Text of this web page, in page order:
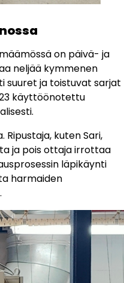
on päivä- ja
neljää kymmenen
suuret ja toistuvat sarjat
käyttöönotettu
kuten Sari,
ja pois ottaja irrottaa
läpikäynti
harmaiden